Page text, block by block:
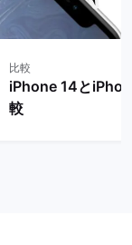
比較
iPhone 14と
較